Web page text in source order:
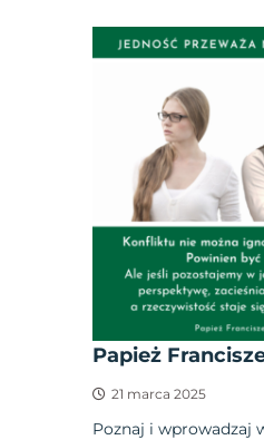
Papież
21 marca 2025
Poznaj i wprowadzaj